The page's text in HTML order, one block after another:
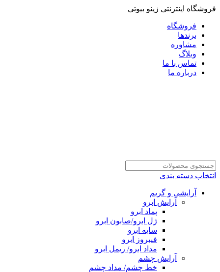
فروشگاه اینترنتی زینو بیوتی
فروشگاه
برندها
مشاوره
وبلاگ
تماس با ما
درباره ما
انتخاب دسته بندی
آرایشی و گریم
آرایش ابرو
پماد ابرو
ژل ابرو/صابون ابرو
سایه ابرو
فیبروز ابرو
مداد ابرو/ ریمل ابرو
آرایش چشم
خط چشم/ مداد چشم